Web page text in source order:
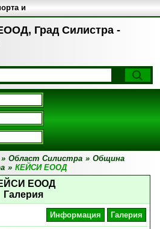
Град Силистра -
и
в
» Област Силистра » Община
» КЕЙСИ ЕООД
ЕООД
Галерия
Информация Галерия